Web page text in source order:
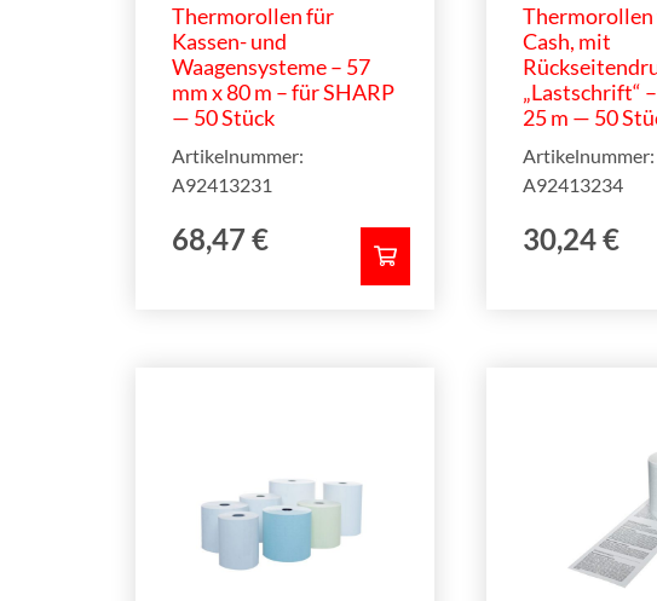
Thermorollen für
Kassen- und
Waagensysteme – 57
mm x 80 m – für SHARP
— 50 Stück
68,47€
Artikelnummer:
A92413231
Thermorollen
Cash, mit
„Lastschrift“
25 m — 50
30,24€
Artikelnummer:
A92413234